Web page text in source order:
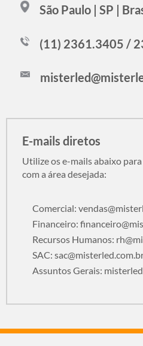
São Paulo | SP |
(11) 2361.3405 /
E-mails diretos
Utilize os e-mails abaixo
com a área desejada:
Comercial:
Financeiro:
Recursos Humanos:
SAC:
Assuntos Gerais: